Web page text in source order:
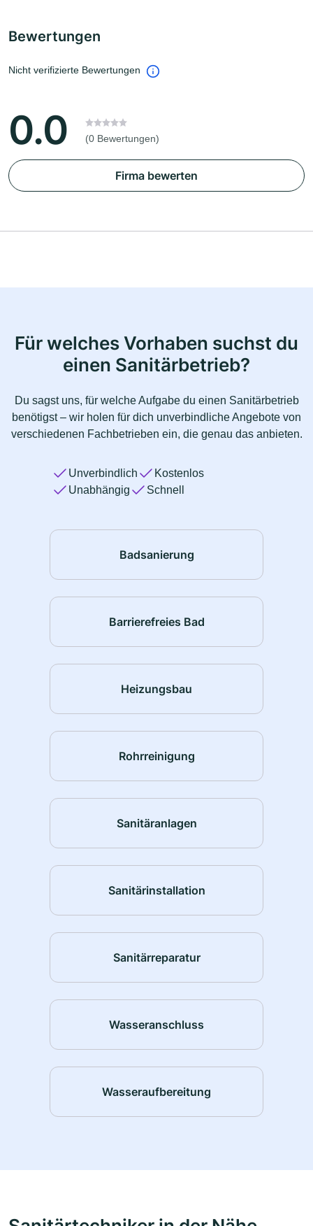
Bewertungen
Nicht verifizierte Bewertungen
0.0 (0 Bewertungen)
Firma bewerten
Für welches Vorhaben suchst du
einen Sanitärbetrieb?
Du sagst uns, für welche Aufgabe du einen Sanitärbetrieb
benötigst – wir holen für dich unverbindliche Angebote von
verschiedenen Fachbetrieben ein, die genau das anbieten.
Unverbindlich
Kostenlos
Unabhängig
Schnell
Badsanierung
Barrierefreies Bad
Heizungsbau
Rohrreinigung
Sanitäranlagen
Sanitärinstallation
Sanitärreparatur
Wasseranschluss
Wasseraufbereitung